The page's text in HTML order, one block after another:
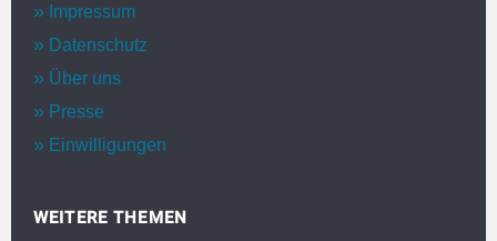
Impressum
Datenschutz
Über uns
Presse
Einwilligungen
WEITERE THEMEN